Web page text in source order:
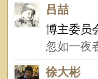
吕喆
博主委员
忽如一夜
徐大彬